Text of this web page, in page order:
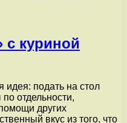
с куриной
подать на стол
отдельности,
других
вкус из того, что